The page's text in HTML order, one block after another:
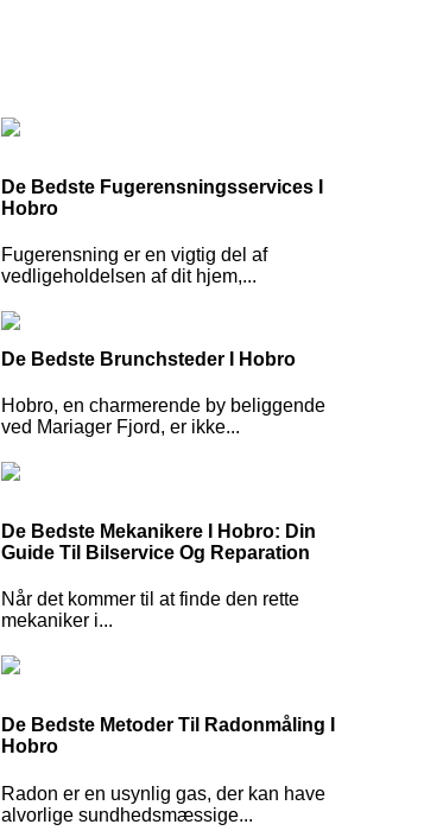
De Bedste Fugerensningsservices I
Hobro
Fugerensning er en vigtig del af
vedligeholdelsen af dit hjem,...
De Bedste Brunchsteder I Hobro
Hobro, en charmerende by beliggende
ved Mariager Fjord, er ikke...
De Bedste Mekanikere I Hobro: Din
Guide Til Bilservice Og Reparation
Når det kommer til at finde den rette
mekaniker i...
De Bedste Metoder Til Radonmåling I
Hobro
Radon er en usynlig gas, der kan have
alvorlige sundhedsmæssige...